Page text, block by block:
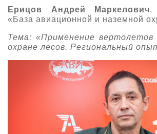
Ерицов Андрей Маркелович,
«База авиационной и наземной
Тема: «Применение вертолетов
охране лесов. Региональный